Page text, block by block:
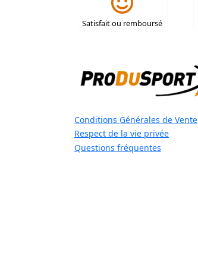
Satisfait ou remboursé
Conditions Générales de Vente
Respect de la vie privée
Questions fréquentes